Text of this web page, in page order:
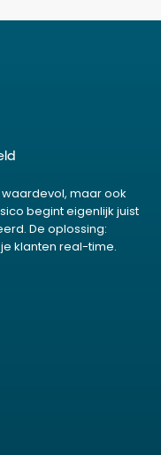
maar ook
begint eigenlijk juist
De oplossing:
klanten real-time.